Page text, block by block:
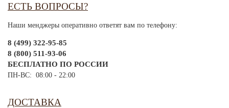
ЕСТЬ ВОПРОСЫ?
Наши менджеры оперативно ответят вам по телефону:
8 (499) 322-95-85
8 (800) 511-93-06
БЕСПЛАТНО ПО РОССИИ
ПН-ВС: 08:00 - 22:00
ДОСТАВКА